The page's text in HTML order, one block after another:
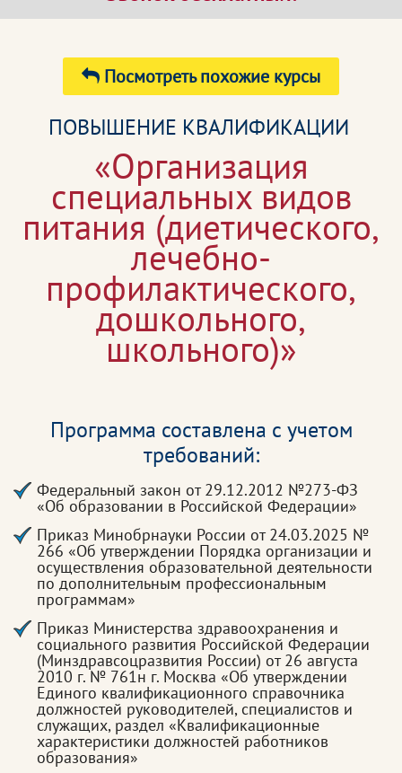
Посмотреть похожие курсы
ПОВЫШЕНИЕ КВАЛИФИКАЦИИ
«Организация
специальных видов
питания (диетического,
лечебно-
профилактического,
дошкольного,
школьного)»
Программа составлена с учетом
требований:
Федеральный закон от 29.12.2012 №273-ФЗ
«Об образовании в Российской Федерации»
Приказ Минобрнауки России от 24.03.2025 №
266 «Об утверждении Порядка организации и
осуществления образовательной деятельности
по дополнительным профессиональным
программам»
Приказ Министерства здравоохранения и
социального развития Российской Федерации
(Минздравсоцразвития России) от 26 августа
2010 г. № 761н г. Москва «Об утверждении
Единого квалификационного справочника
должностей руководителей, специалистов и
служащих, раздел «Квалификационные
характеристики должностей работников
образования»